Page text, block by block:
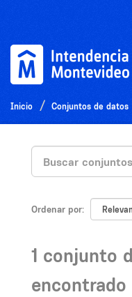
Inicio Conjuntos de datos
Ordenar por
1 conjunto
encontrado